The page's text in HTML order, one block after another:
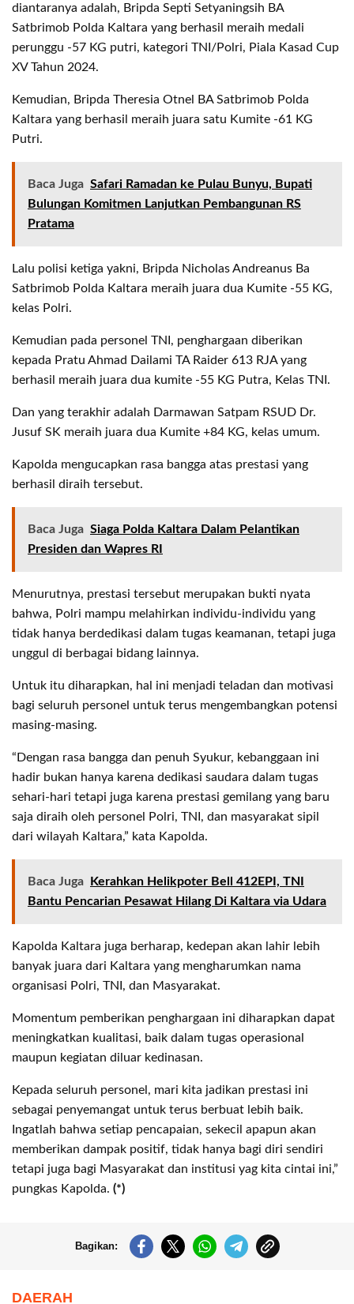
diantaranya adalah, Bripda Septi Setyaningsih BA
Satbrimob Polda Kaltara yang berhasil meraih medali
perunggu -57 KG putri, kategori TNI/Polri, Piala Kasad Cup
XV Tahun 2024.
Kemudian, Bripda Theresia Otnel BA Satbrimob Polda
Kaltara yang berhasil meraih juara satu Kumite -61 KG
Putri.
Baca Juga Safari Ramadan ke Pulau Bunyu, Bupati
Bulungan Komitmen Lanjutkan Pembangunan RS
Pratama
Lalu polisi ketiga yakni, Bripda Nicholas Andreanus Ba
Satbrimob Polda Kaltara meraih juara dua Kumite -55 KG,
kelas Polri.
Kemudian pada personel TNI, penghargaan diberikan
kepada Pratu Ahmad Dailami TA Raider 613 RJA yang
berhasil meraih juara dua kumite -55 KG Putra, Kelas TNI.
Dan yang terakhir adalah Darmawan Satpam RSUD Dr.
Jusuf SK meraih juara dua Kumite +84 KG, kelas umum.
Kapolda mengucapkan rasa bangga atas prestasi yang
berhasil diraih tersebut.
Baca Juga Siaga Polda Kaltara Dalam Pelantikan
Presiden dan Wapres RI
Menurutnya, prestasi tersebut merupakan bukti nyata
bahwa, Polri mampu melahirkan individu-individu yang
tidak hanya berdedikasi dalam tugas keamanan, tetapi juga
unggul di berbagai bidang lainnya.
Untuk itu diharapkan, hal ini menjadi teladan dan motivasi
bagi seluruh personel untuk terus mengembangkan potensi
masing-masing.
“Dengan rasa bangga dan penuh Syukur, kebanggaan ini
hadir bukan hanya karena dedikasi saudara dalam tugas
sehari-hari tetapi juga karena prestasi gemilang yang baru
saja diraih oleh personel Polri, TNI, dan masyarakat sipil
dari wilayah Kaltara,” kata Kapolda.
Baca Juga
Kerahkan Helikpoter Bell 412EPI, TNI
Bantu Pencarian Pesawat Hilang Di Kaltara via Udara
Kapolda Kaltara juga berharap, kedepan akan lahir lebih
banyak juara dari Kaltara yang mengharumkan nama
organisasi Polri, TNI, dan Masyarakat.
Momentum pemberikan penghargaan ini diharapkan dapat
meningkatkan kualitasi, baik dalam tugas operasional
maupun kegiatan diluar kedinasan.
Kepada seluruh personel, mari kita jadikan prestasi ini
sebagai penyemangat untuk terus berbuat lebih baik.
Ingatlah bahwa setiap pencapaian, sekecil apapun akan
memberikan dampak positif, tidak hanya bagi diri sendiri
tetapi juga bagi Masyarakat dan institusi yag kita cintai ini,”
pungkas Kapolda. (*)
Bagikan:
DAERAH